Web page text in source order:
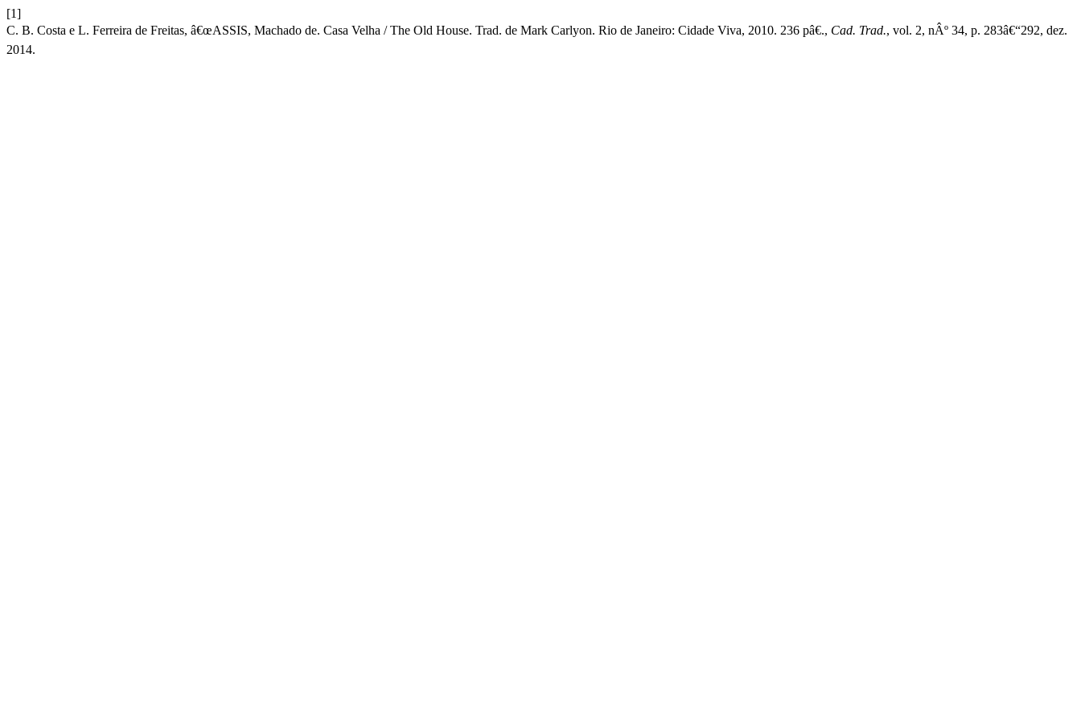
[1]
C. B. Costa e L. Ferreira de Freitas, â€œASSIS, Machado de. Casa Velha / The Old House. Trad. de Mark Carlyon. Rio de Janeiro: Cidade Viva, 2010. 236 pâ€., Cad. Trad., vol. 2, nÂº 34, p. 283â€“292, dez.
2014.